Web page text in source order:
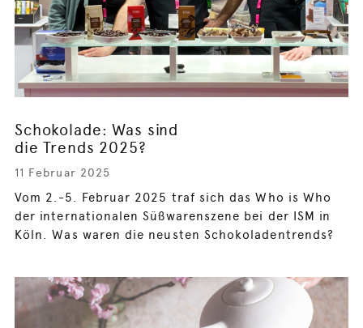
Schokolade: Was sind
die Trends 2025?
11 Februar 2025
Vom 2.-5. Februar 2025 traf sich das Who is Who
der internationalen Süßwarenszene bei der ISM in
Köln. Was waren die neusten Schokoladentrends?